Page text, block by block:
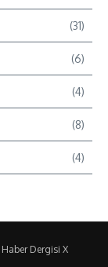
(31)
(6)
(4)
(8)
(4)
Haber Dergisi X